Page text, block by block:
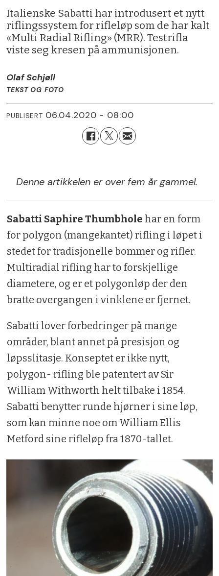
Italienske Sabatti har introdusert et nytt
riflingssystem for rifleløp som de har kalt
«Multi Radial Rifling» (MRR). Testrifla
viste seg kresen på ammunisjonen.
Olaf Schjøll
TEKST OG FOTO
PUBLISERT 06.04.2020 - 08:00
Denne artikkelen er over fem år gammel.
Sabatti Saphire Thumbhole har en form
for polygon (mangekantet) rifling i løpet i
stedet for tradisjonelle bommer og rifler.
Multiradial rifling har to forskjellige
diametere, og er et polygonløp der den
bratte overgangen i vinklene er fjernet.
Sabatti lover forbedringer på mange
områder, blant annet på presisjon og
løpsslitasje. Konseptet er ikke nytt,
polygon- rifling ble patentert av Sir
William Withworth helt tilbake i 1854.
Sabatti benytter runde hjørner i sine løp,
som kan minne noe om William Ellis
Metford sine rifleløp fra 1870-tallet.